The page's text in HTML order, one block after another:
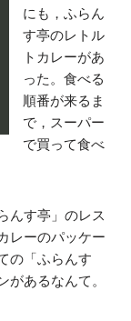
にも，ふらん
す亭のレトル
トカレーがあ
った。食べる
順番が来るま
で，スーパー
で買って食べ
んす亭」のレス
レーのパッケー
の「ふらんす
あるなんて。